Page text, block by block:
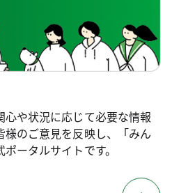
や状況に応じて必要な情報
のご意見を反映し、「みん
ータルサイトです。